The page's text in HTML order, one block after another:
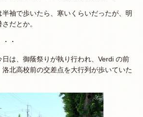
袖で歩いたら、寒いくらいだったが、明
だとか。
・
は、御蔭祭りが執り行われ、Verdi の前
北高校前の交差点を大行列が歩いていた